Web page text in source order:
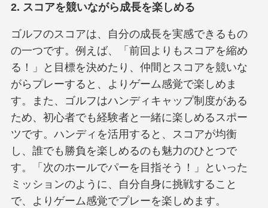
2. スコアを競いながら成長を楽しめる
ゴルフのスコアは、自分の成長を実感できるもの
の一つです。例えば、「前回よりもスコアを縮め
る！」と目標を決めたり、仲間とスコアを競いな
がらプレーすると、よりゲーム感覚で楽しめま
す。また、ゴルフはハンディキャップ制度がある
ため、初心者でも経験者と一緒に楽しめるスポー
ツです。ハンディを活用すると、スコアが均衡
し、誰でも勝負を楽しめるのも魅力のひとつで
す。「次のホールでパーを目指そう！」といった
ミッションのように、自分自身に挑戦すること
で、よりゲーム感覚でプレーを楽しめます。